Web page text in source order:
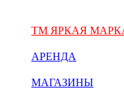
ТМ ЯРКАЯ
АРЕНДА
МАГАЗИНЫ